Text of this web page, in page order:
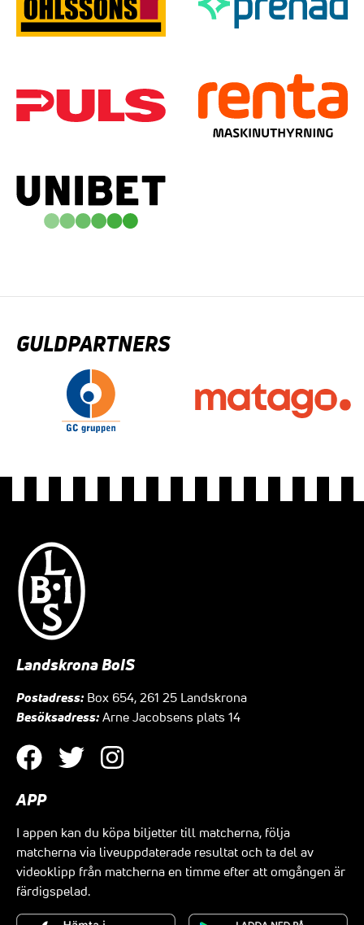
GULDPARTNERS
Landskrona BoIS
Postadress: Box 654, 261 25 Landskrona
Besöksadress: Arne Jacobsens plats 14
APP
I appen kan du köpa biljetter till matcherna, följa
matcherna via liveuppdaterade resultat och ta del av
videoklipp från matcherna en timme efter att omgången är
färdigspelad.